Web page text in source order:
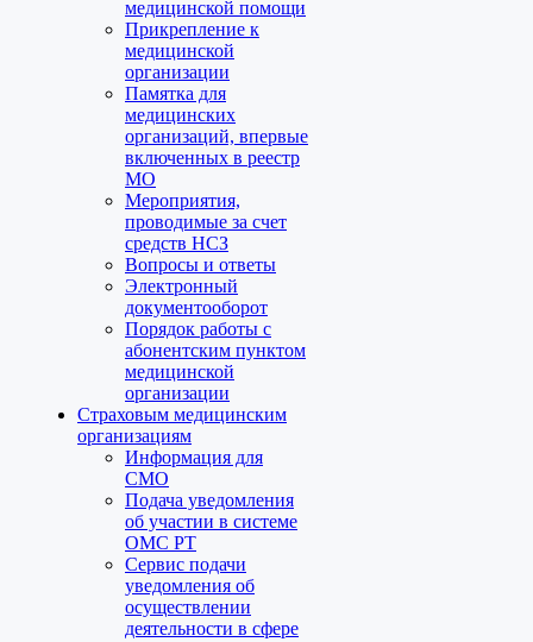
медицинской помощи
Прикрепление к
медицинской
организации
Памятка для
медицинских
организаций, впервые
включенных в реестр
МО
Мероприятия,
проводимые за счет
средств НСЗ
Вопросы и ответы
Электронный
документооборот
Порядок работы с
абонентским пунктом
медицинской
организации
Страховым медицинским
организациям
Информация для
СМО
Подача уведомления
об участии в системе
ОМС РТ
Сервис подачи
уведомления об
осуществлении
деятельности в сфере